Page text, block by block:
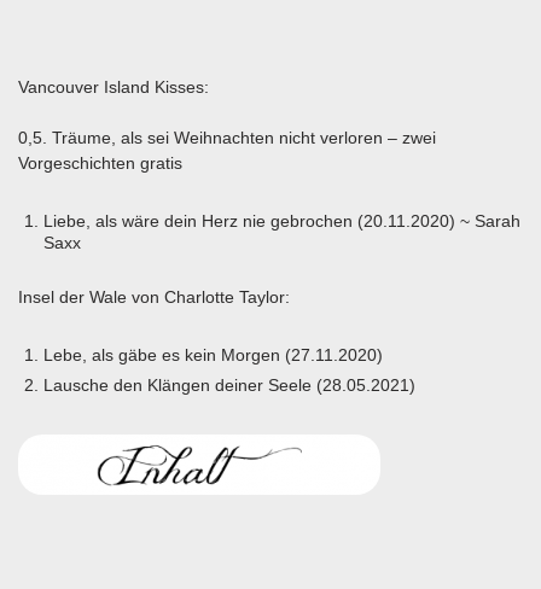
Vancouver Island Kisses:
0,5. Träume, als sei Weihnachten nicht verloren – zwei
Vorgeschichten gratis
Liebe, als wäre dein Herz nie gebrochen (20.11.2020) ~ Sarah
Saxx
Insel der Wale von Charlotte Taylor:
Lebe, als gäbe es kein Morgen (27.11.2020)
Lausche den Klängen deiner Seele (28.05.2021)